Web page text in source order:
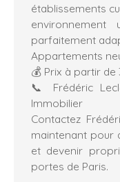
établissements
environnement
parfaitement
Appartements
💰 Prix à partir de
📞 Frédéric
Immobilier
Contactez
maintenant pour
et devenir
portes de Paris.